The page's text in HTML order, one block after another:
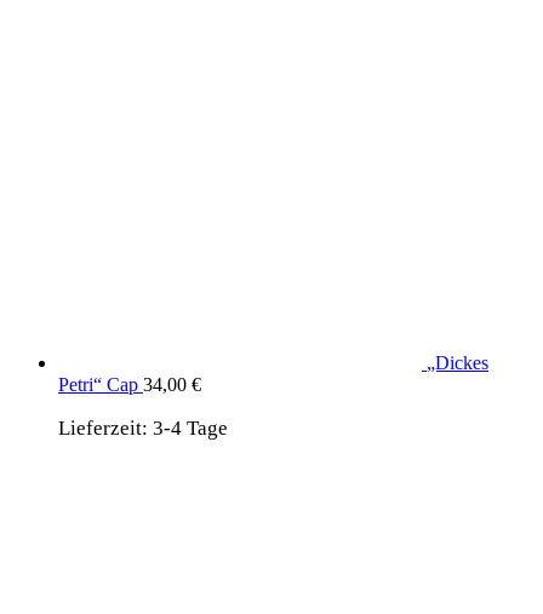
„Dickes
Petri“ Cap 34,00 €
Lieferzeit: 3-4 Tage